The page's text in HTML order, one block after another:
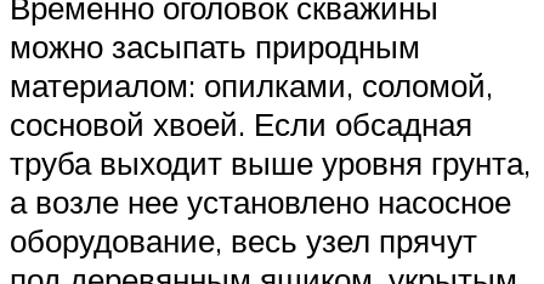
Временно оголовок скважины
можно засыпать природным
материалом: опилками, соломой,
сосновой хвоей. Если обсадная
труба выходит выше уровня грунта,
а возле нее установлено насосное
оборудование, весь узел прячут